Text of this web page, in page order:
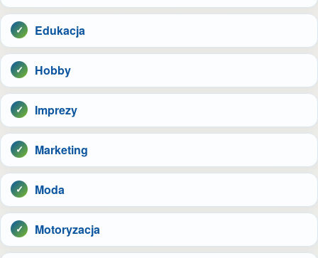
Edukacja
Hobby
Imprezy
Marketing
Moda
Motoryzacja